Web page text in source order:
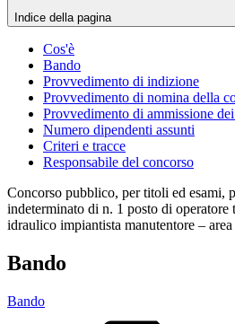
Indice della pagina
Cos'è
Bando
Provvedimento di indizione
Provvedimento di nomina della
Provvedimento di ammissione
Numero dipendenti assunti
Criteri e tracce
Responsabile del concorso
Concorso pubblico, per titoli ed esami,
indeterminato di n. 1 posto di operatore
idraulico impiantista manutentore –
Bando
Bando